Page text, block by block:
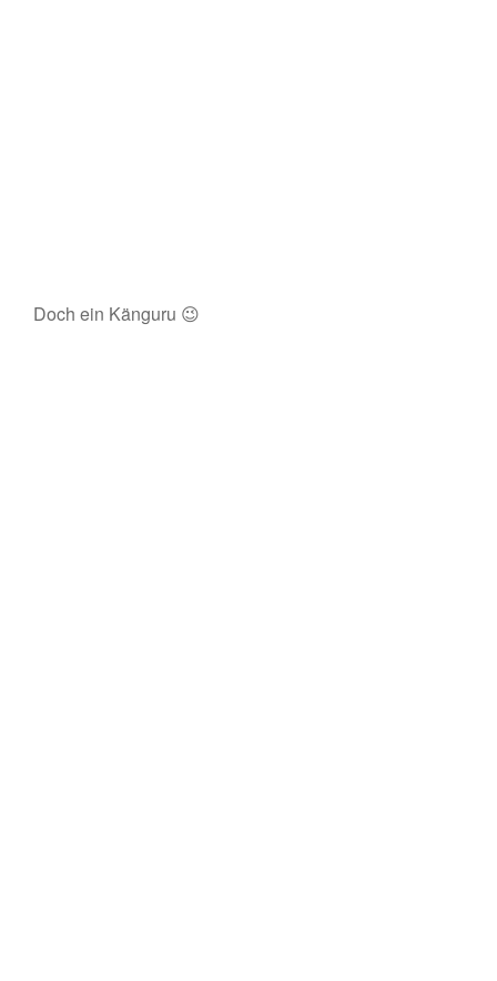
Doch ein Känguru 😉